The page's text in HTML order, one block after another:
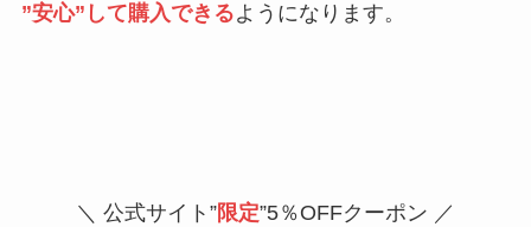
”安心”して購入できるようになります。
＼ 公式サイト”限定”5％OFFクーポン ／